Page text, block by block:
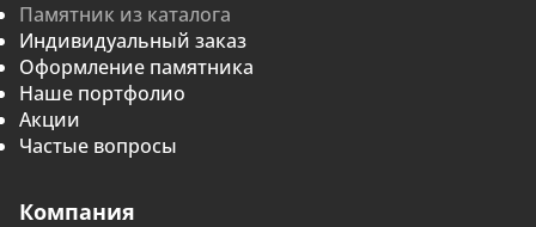
Памятник из каталога
Индивидуальный заказ
Оформление памятника
Наше портфолио
Акции
Частые вопросы
Компания